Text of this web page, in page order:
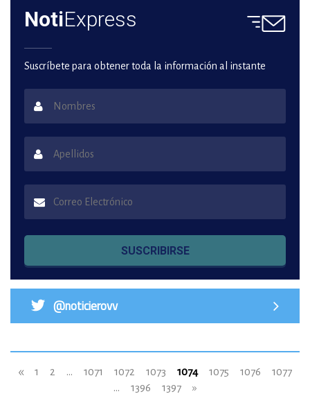
NotiExpress
Suscríbete para obtener toda la información al instante
SUSCRIBIRSE
@noticierovv
« 1 2 ... 1071 1072 1073 1074 1075 1076
1077
...
1396 1397 »